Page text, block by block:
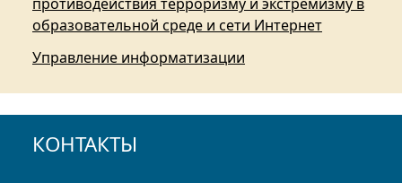
образовательной среде и сети Интернет
Управление информатизации
КОНТАКТЫ